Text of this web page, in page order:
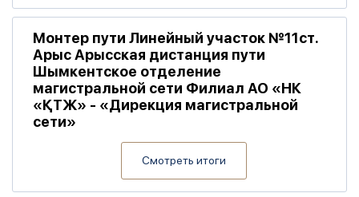
Монтер пути Линейный участок №11ст.
Арыс Арысская дистанция пути
Шымкентское отделение
магистральной сети Филиал АО «НК
«ҚТЖ» - «Дирекция магистральной
сети»
Смотреть итоги